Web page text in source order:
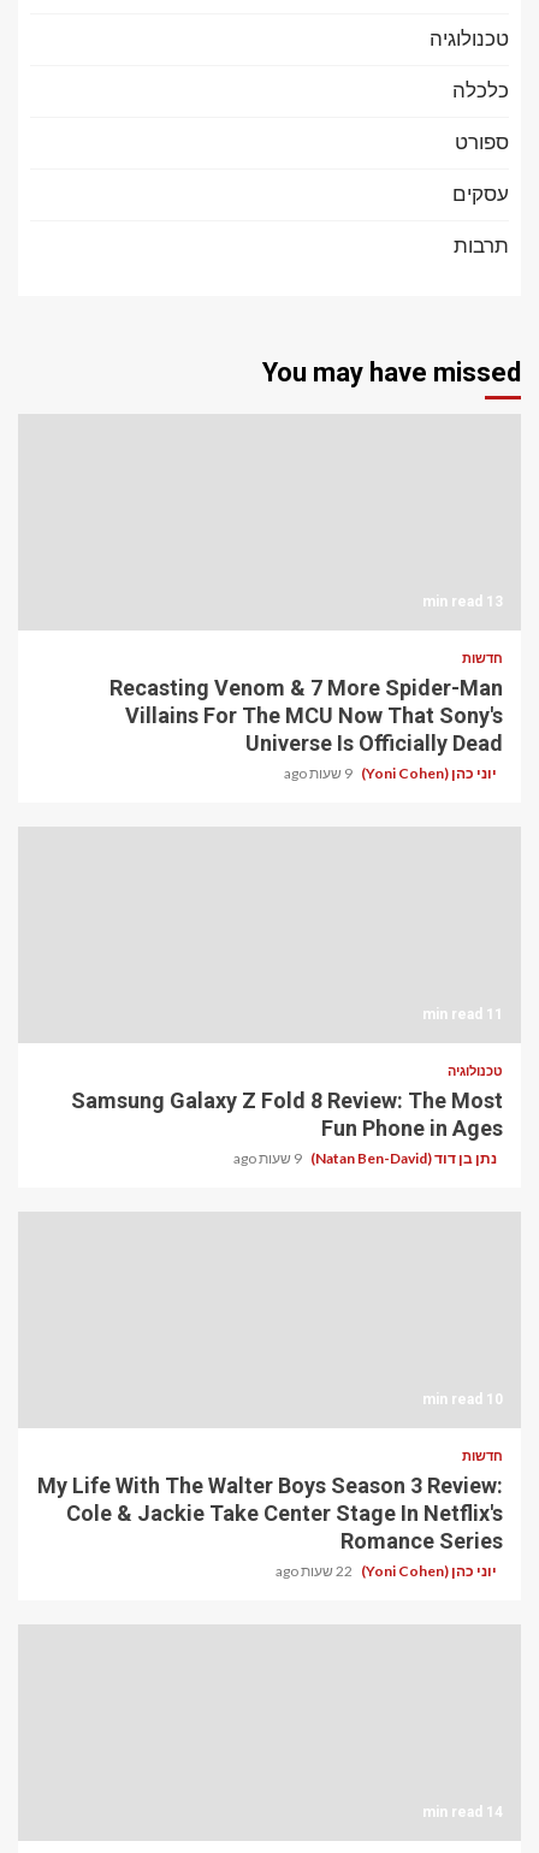
טכנולוגיה
כלכלה
ספורט
עסקים
תרבות
You may have missed
13 min read
חדשות
Recasting Venom & 7 More Spider-Man
Villains For The MCU Now That Sony's
Universe Is Officially Dead
יוני כהן (Yoni Cohen) 9 שעות ago
11 min read
טכנולוגיה
Samsung Galaxy Z Fold 8 Review: The Most
Fun Phone in Ages
נתן בן דוד (Natan Ben-David) 9 שעות ago
10 min read
חדשות
My Life With The Walter Boys Season 3 Review:
Cole & Jackie Take Center Stage In Netflix's
Romance Series
יוני כהן (Yoni Cohen) 22 שעות ago
14 min read